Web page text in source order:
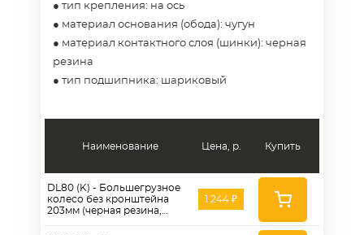
● тип крепления: на ось
● материал основания (обода): чугун
● материал контактного слоя (шинки): черная
резина
● тип подшипника: шариковый
Наименование
DL80 (K) - Большегрузное
колесо без кронштейна
203мм (черная резина,
Цена, р.
1 244 ₽
Купить